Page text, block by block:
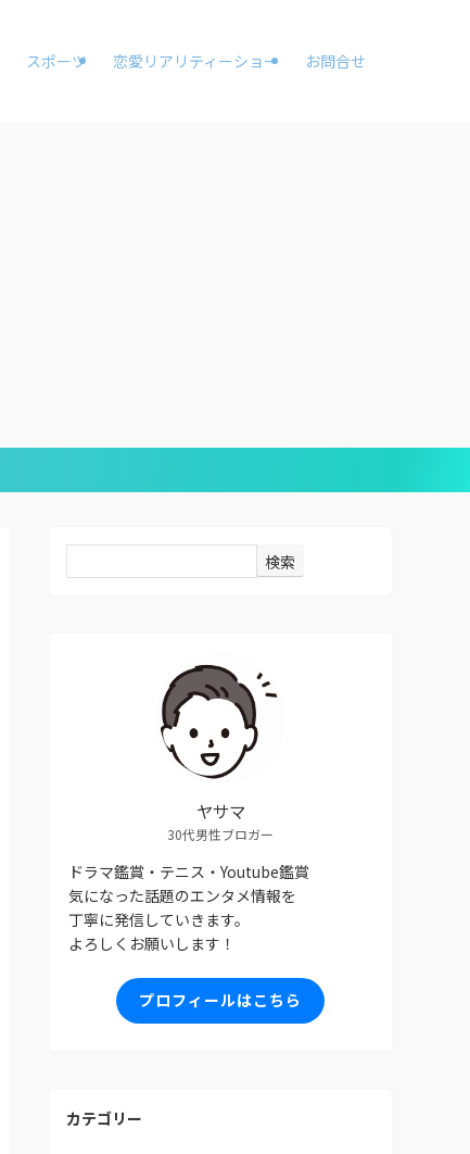
スポーツ 恋愛リアリティーショー お問合せ
検索
ヤサマ
30代男性ブロガー
ドラマ鑑賞・テニス・Youtube鑑賞
気になった話題のエンタメ情報を
丁寧に発信していきます。
よろしくお願いします！
プロフィールはこちら
カテゴリー